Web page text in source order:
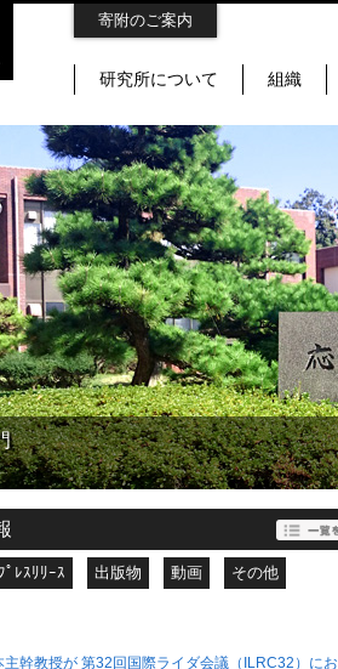
寄附のご案内
研究所について 組織